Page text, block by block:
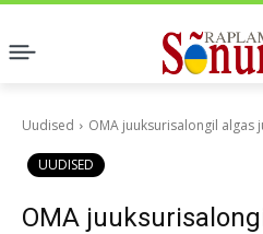
Uudised OMA juuksurisalongil algas
UUDISED
OMA